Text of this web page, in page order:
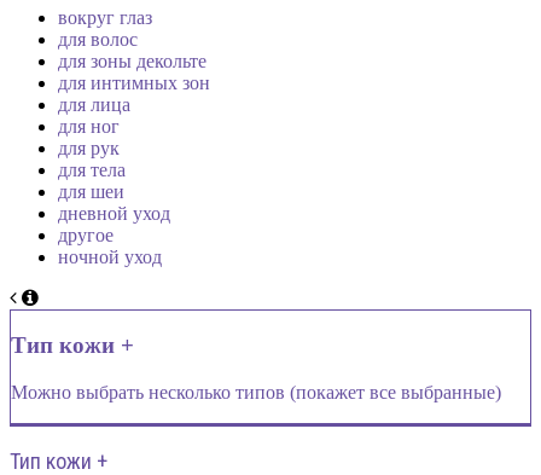
вокруг глаз
для волос
для зоны декольте
для интимных зон
для лица
для ног
для рук
для тела
для шеи
дневной уход
другое
ночной уход
Тип кожи +
Можно выбрать несколько типов (покажет все выбранные)
Тип кожи +